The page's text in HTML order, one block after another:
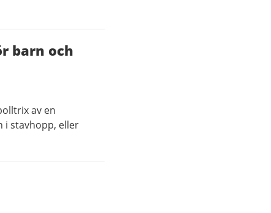
barn och
av en
i stavhopp, eller